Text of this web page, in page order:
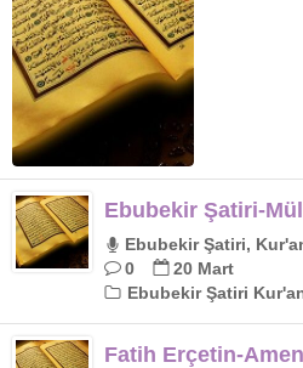
Ebubekir Şatiri-
Ebubekir Şatiri,
0
20 Mart
Ebubekir Şatiri
Fatih Erçetin-